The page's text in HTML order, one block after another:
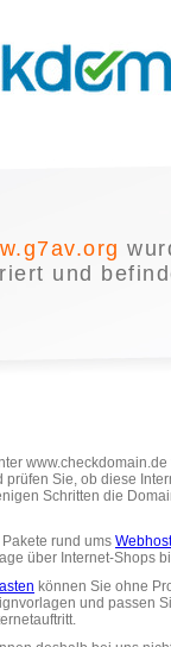
und
Sie, ob diese
Schritten die
rund ums
über Internet-Shops
können Sie ohne
und passen